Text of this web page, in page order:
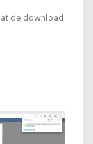
de download